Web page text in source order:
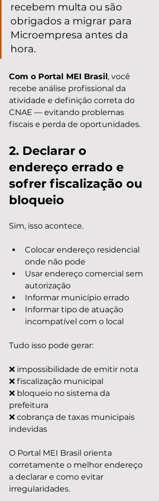
recebem multa ou são
obrigados a migrar para
Microempresa antes da
hora.
Com o Portal MEI Brasil, você
recebe análise profissional da
atividade e definição correta do
CNAE — evitando problemas
fiscais e perda de oportunidades.
2. Declarar o
endereço errado e
sofrer fiscalização ou
bloqueio
Sim, isso acontece.
Colocar endereço residencial
onde não pode
Usar endereço comercial sem
autorização
Informar município errado
Informar tipo de atuação
incompatível com o local
Tudo isso pode gerar:
❌ impossibilidade de emitir nota
❌ fiscalização municipal
❌ bloqueio no sistema da
prefeitura
❌ cobrança de taxas municipais
indevidas
O Portal MEI Brasil orienta
corretamente o melhor endereço
a declarar e como evitar
irregularidades.